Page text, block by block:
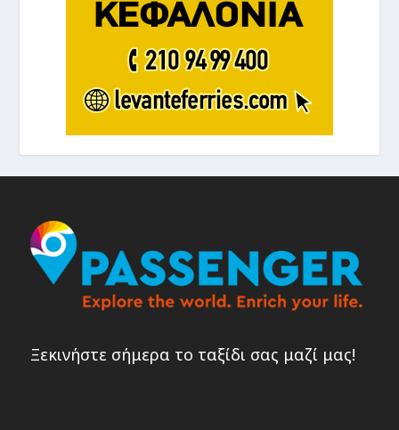
Ξεκινήστε σήμερα το ταξίδι σας μαζί μας!